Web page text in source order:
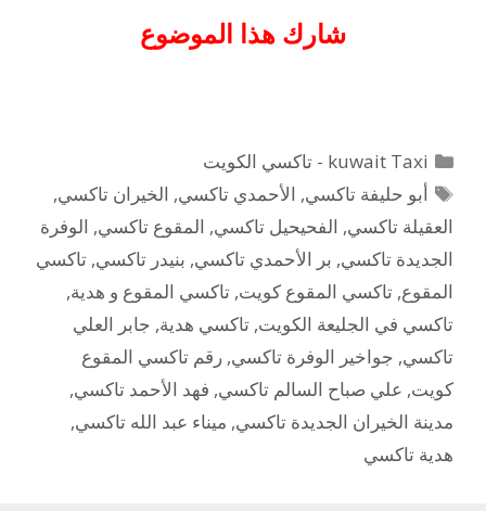
شارك هذا الموضوع
التصنيفات
kuwait Taxi - تاكسي الكويت
الوسوم
أبو حليفة تاكسي, الأحمدي تاكسي, الخيران تاكسي,
العقيلة تاكسي, الفحيحيل تاكسي, المقوع تاكسي, الوفرة
الجديدة تاكسي, بر الأحمدي تاكسي, بنيدر تاكسي, تاكسي
المقوع, تاكسي المقوع كويت, تاكسي المقوع و هدية,
تاكسي في الجليعة الكويت, تاكسي هدية, جابر العلي
تاكسي, جواخير الوفرة تاكسي, رقم تاكسي المقوع
كويت, علي صباح السالم تاكسي, فهد الأحمد تاكسي,
مدينة الخيران الجديدة تاكسي, ميناء عبد الله تاكسي,
هدية تاكسي